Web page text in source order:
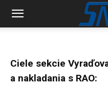
Ciele sekcie
a nakladania s RAO: